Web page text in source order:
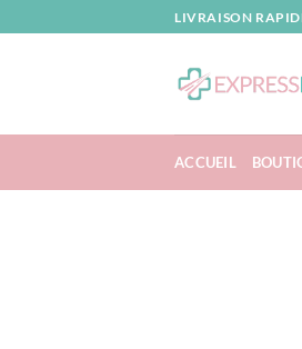
au
LIVRAISON
ACCUEIL